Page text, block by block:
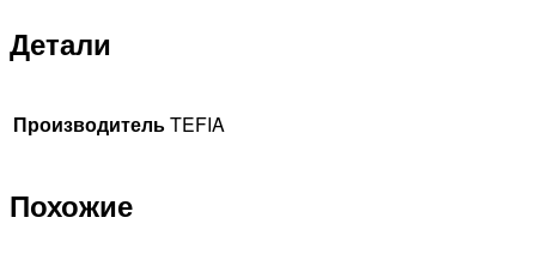
Детали
ПроизводительTEFIA
Похожие